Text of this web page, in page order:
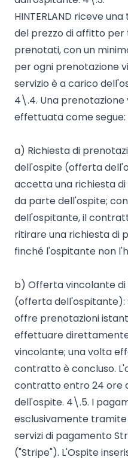
HINTERLAND riceve
del prezzo di affitto
prenotati, con un
per ogni prenotazione
servizio è a carico
4\.4. Una
effettuata come segue:
a) Richiesta di
dell'ospite (offerta
accetta una richiesta
da parte dell'ospite;
dell'ospitante, il
ritirare una richiesta di
finché l'ospitante non
b) Offerta vincolante
(offerta dell'ospitante):
offre prenotazioni
effettuare
vincolante; una volta
contratto è concluso.
contratto entro 24 ore
dell'ospite. 4\.5. I
esclusivamente
servizi di pagamento
("Stripe"). L'Ospite